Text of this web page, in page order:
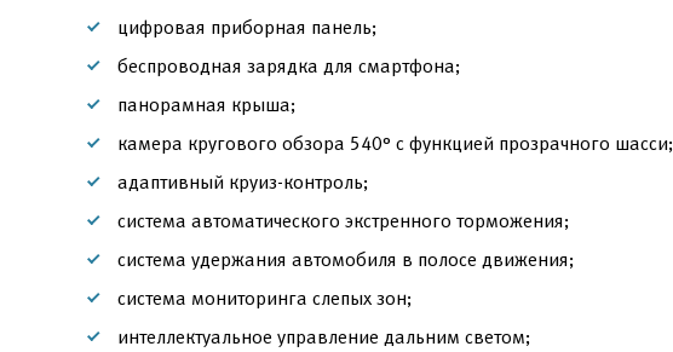
цифровая приборная панель;
беспроводная зарядка для смартфона;
панорамная крыша;
камера кругового обзора 540° с функцией прозрачного шасси;
адаптивный круиз-контроль;
система автоматического экстренного торможения;
система удержания автомобиля в полосе движения;
система мониторинга слепых зон;
интеллектуальное управление дальним светом;